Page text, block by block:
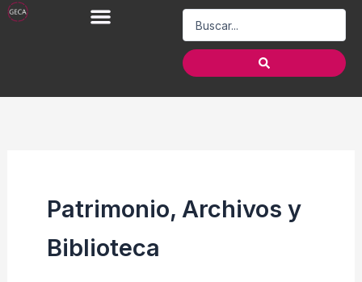
Ir
Search
Patrimonio, Archivos y
Biblioteca